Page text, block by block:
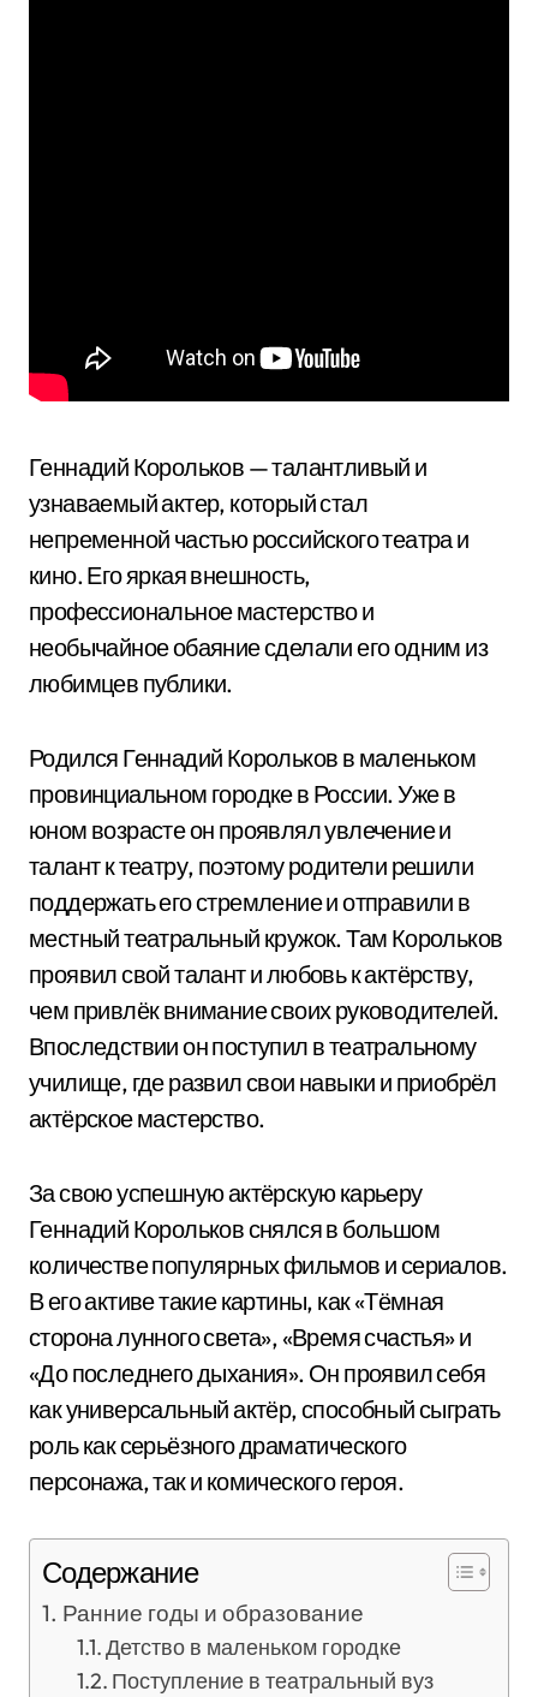
Геннадий Корольков — талантливый и
узнаваемый актер, который стал
непременной частью российского театра и
кино. Его яркая внешность,
профессиональное мастерство и
необычайное обаяние сделали его одним из
любимцев публики.
Родился Геннадий Корольков в маленьком
провинциальном городке в России. Уже в
юном возрасте он проявлял увлечение и
талант к театру, поэтому родители решили
поддержать его стремление и отправили в
местный театральный кружок. Там Корольков
проявил свой талант и любовь к актёрству,
чем привлёк внимание своих руководителей.
Впоследствии он поступил в театральному
училище, где развил свои навыки и приобрёл
актёрское мастерство.
За свою успешную актёрскую карьеру
Геннадий Корольков снялся в большом
количестве популярных фильмов и сериалов.
В его активе такие картины, как «Тёмная
сторона лунного света», «Время счастья» и
«До последнего дыхания». Он проявил себя
как универсальный актёр, способный сыграть
роль как серьёзного драматического
персонажа, так и комического героя.
Содержание
Ранние годы и образование
Детство в маленьком городке
Поступление в театральный вуз